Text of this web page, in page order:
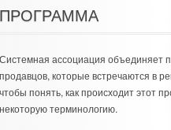
ассоциация объединяет
которые встречаются в
понять, как происходит этот
терминологию.